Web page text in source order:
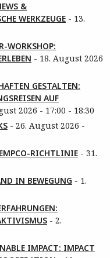
&
WERKZEUGE - 13.
WORKSHOP:
- 18. August 2026
GESTALTEN:
AUF
2026 - 17:00 - 18:30
- 26. August 2026 -
RICHTLINIE - 31.
IN BEWEGUNG - 1.
- 2.
IMPACT: IMPACT